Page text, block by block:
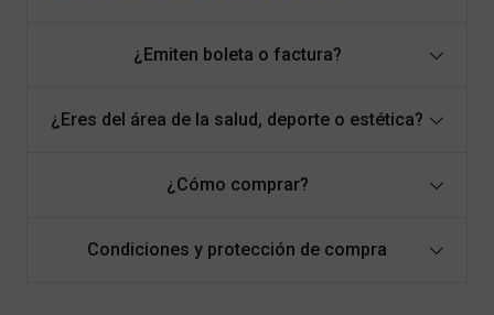
¿Emiten boleta o factura?
¿Eres del área de la salud, deporte o estética?
¿Cómo comprar?
Condiciones y protección de compra